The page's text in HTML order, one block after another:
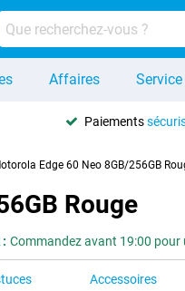
Affaires
Paiements
Edge 60 Neo 8GB/256GB
Rouge
Commandez avant 19:00 pour
Accessoires